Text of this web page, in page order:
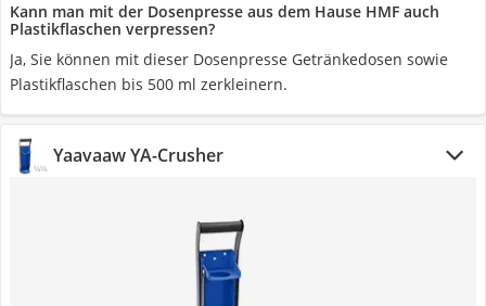
Kann man mit der Dosenpresse aus dem Hause HMF auch
Plastikflaschen verpressen?
Ja, Sie können mit dieser Dosenpresse Getränkedosen sowie
Plastikflaschen bis 500 ml zerkleinern.
Yaavaaw YA-Crusher